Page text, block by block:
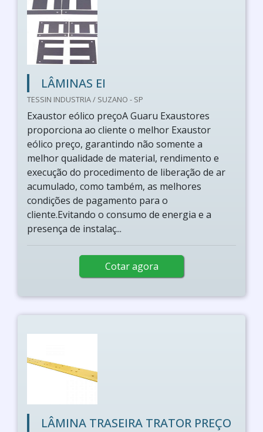
LÂMINAS EI
TESSIN INDUSTRIA / SUZANO - SP
Exaustor eólico preçoA Guaru Exaustores
proporciona ao cliente o melhor Exaustor
eólico preço, garantindo não somente a
melhor qualidade de material, rendimento e
execução do procedimento de liberação de ar
acumulado, como também, as melhores
condições de pagamento para o
cliente.Evitando o consumo de energia e a
presença de instalaç...
Cotar agora
LÂMINA TRASEIRA TRATOR PREÇO